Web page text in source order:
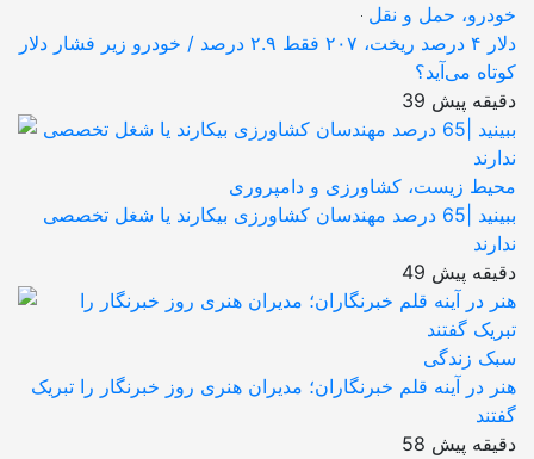
خودرو، حمل و نقل
دلار ۴ درصد ریخت، ۲۰۷ فقط ۲.۹ درصد / خودرو زیر فشار دلار
کوتاه می‌آید؟
39 دقیقه پیش
محیط زیست، کشاورزی و دامپروری
ببینید |65 درصد مهندسان کشاورزی بیکارند یا شغل تخصصی
ندارند
49 دقیقه پیش
سبک زندگی
هنر در آینه قلم خبرنگاران؛ مدیران هنری روز خبرنگار را تبریک
گفتند
58 دقیقه پیش